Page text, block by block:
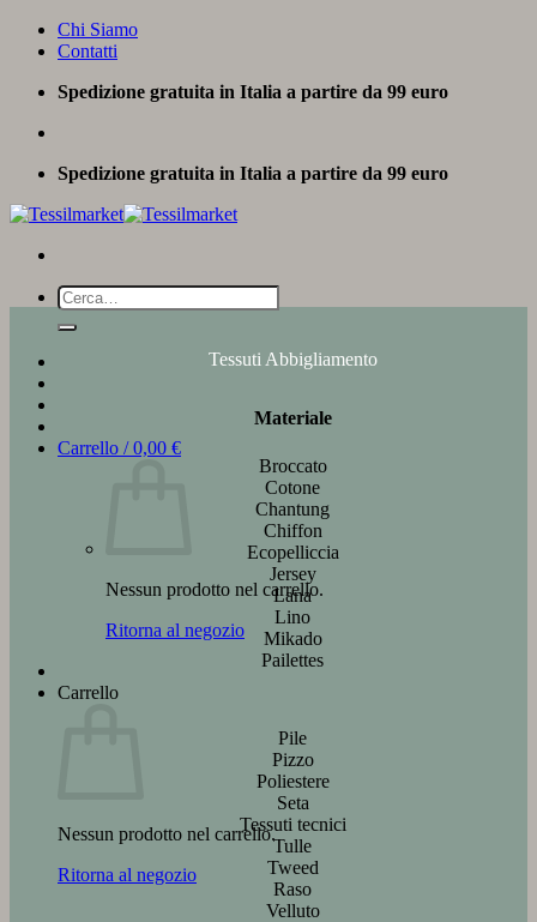
Salta
Chi Siamo
Contatti
Spedizione gratuita in Italia a partire da 99 euro
Spedizione gratuita in Italia a partire da 99 euro
Cerca:
Carrello /0,00 €
Nessun prodotto nel carrello.
Ritorna al negozio
Carrello
Nessun prodotto nel carrello.
Ritorna al negozio
Tessuti Abbigliamento
Materiale
Broccato
Cotone
Chantung
Chiffon
Ecopelliccia
Jersey
Lana
Lino
Mikado
Pailettes
Pile
Pizzo
Poliestere
Seta
Tessuti tecnici
Tulle
Tweed
Raso
Velluto